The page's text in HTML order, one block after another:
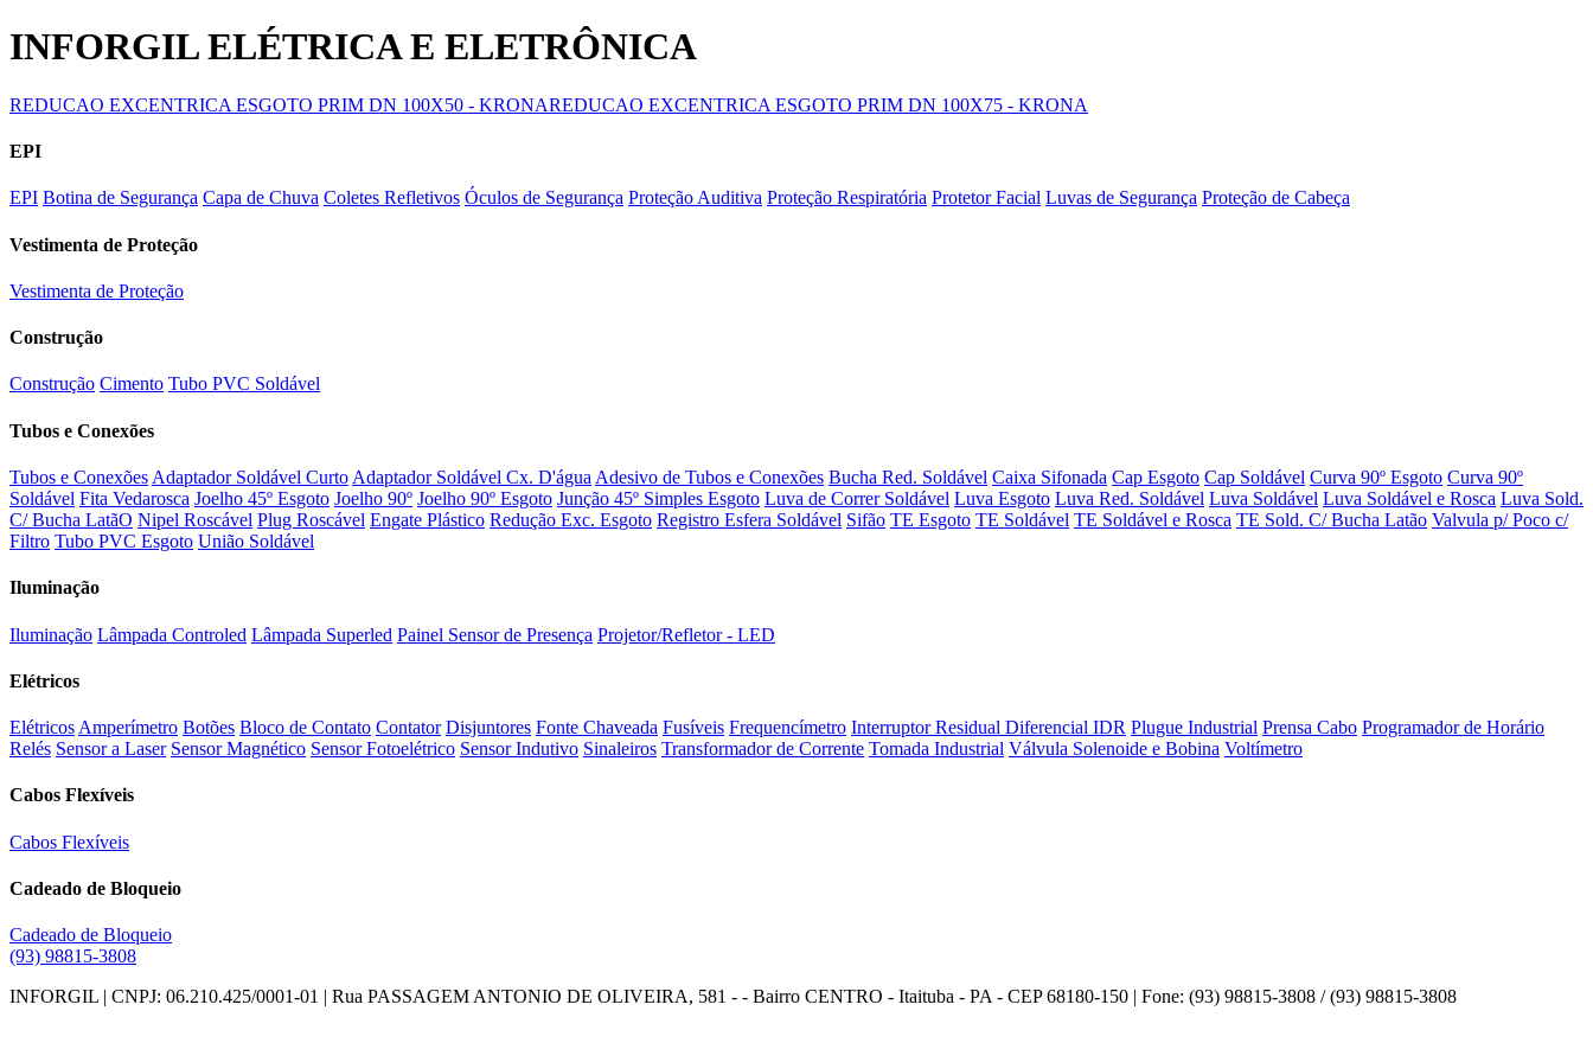
INFORGIL ELÉTRICA E ELETRÔNICA
REDUCAO EXCENTRICA ESGOTO PRIM DN 100X50 - KRONAREDUCAO EXCENTRICA ESGOTO PRIM DN 100X75 - KRONA
EPI
EPI Botina de Segurança Capa de Chuva Coletes Refletivos Óculos de Segurança Proteção Auditiva Proteção Respiratória Protetor Facial Luvas de Segurança Proteção de Cabeça
Vestimenta de Proteção
Vestimenta de Proteção
Construção
Construção Cimento Tubo PVC Soldável
Tubos e Conexões
Tubos e Conexões Adaptador Soldável Curto Adaptador Soldável Cx. D'água Adesivo de Tubos e Conexões Bucha Red. Soldável Caixa Sifonada Cap Esgoto Cap Soldável Curva 90º Esgoto Curva 90º
Soldável Fita Vedarosca Joelho 45º Esgoto Joelho 90º Joelho 90º Esgoto Junção 45º Simples Esgoto Luva de Correr Soldável Luva Esgoto Luva Red. Soldável Luva Soldável Luva Soldável e Rosca Luva Sold.
C/ Bucha LatãO Nipel Roscável Plug Roscável Engate Plástico Redução Exc. Esgoto Registro Esfera Soldável Sifão TE Esgoto TE Soldável TE Soldável e Rosca TE Sold. C/ Bucha Latão Valvula p/ Poco c/
Filtro Tubo PVC Esgoto União Soldável
Iluminação
Iluminação Lâmpada Controled Lâmpada Superled Painel Sensor de Presença Projetor/Refletor - LED
Elétricos
Elétricos Amperímetro Botões Bloco de Contato Contator Disjuntores Fonte Chaveada Fusíveis Frequencímetro Interruptor Residual Diferencial IDR Plugue Industrial Prensa Cabo Programador de Horário
Relés Sensor a Laser Sensor Magnético Sensor Fotoelétrico Sensor Indutivo Sinaleiros Transformador de Corrente Tomada Industrial Válvula Solenoide e Bobina Voltímetro
Cabos Flexíveis
Cabos Flexíveis
Cadeado de Bloqueio
Cadeado de Bloqueio
(93) 98815-3808
INFORGIL | CNPJ: 06.210.425/0001-01 | Rua PASSAGEM ANTONIO DE OLIVEIRA, 581 - - Bairro CENTRO - Itaituba - PA - CEP 68180-150 | Fone: (93) 98815-3808 / (93) 98815-3808